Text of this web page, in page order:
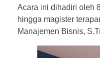
Acara ini dihadiri oleh
hingga magister
Manajemen Bisnis,